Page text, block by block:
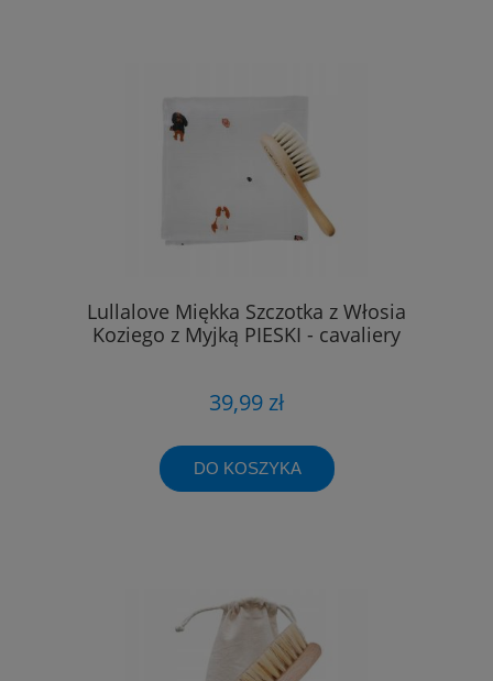
Lullalove Miękka Szczotka z Włosia
Koziego z Myjką PIESKI - cavaliery
39,99 zł
DO KOSZYKA